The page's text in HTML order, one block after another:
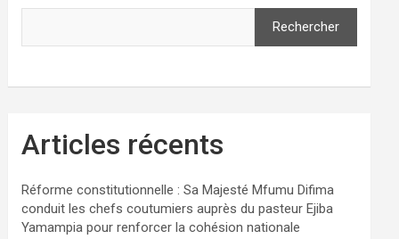
Rechercher
Articles récents
Réforme constitutionnelle : Sa Majesté Mfumu Difima
conduit les chefs coutumiers auprès du pasteur Ejiba
Yamampia pour renforcer la cohésion nationale